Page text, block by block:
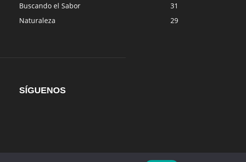
Buscando el Sabor
31
Naturaleza
29
SÍGUENOS